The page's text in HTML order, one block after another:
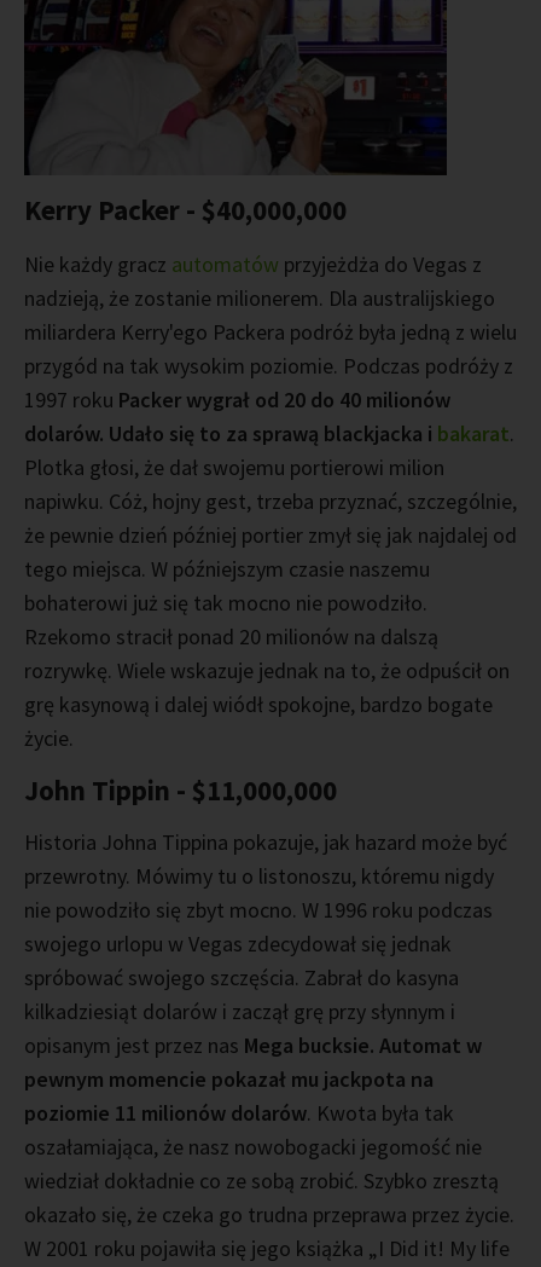
Kerry Packer - $40,000,000
Nie każdy gracz automatów przyjeżdża do Vegas z
nadzieją, że zostanie milionerem. Dla australijskiego
miliardera Kerry'ego Packera podróż była jedną z wielu
przygód na tak wysokim poziomie. Podczas podróży z
1997 roku Packer wygrał od 20 do 40 milionów
dolarów. Udało się to za sprawą blackjacka i bakarat.
Plotka głosi, że dał swojemu portierowi milion
napiwku. Cóż, hojny gest, trzeba przyznać, szczególnie,
że pewnie dzień później portier zmył się jak najdalej od
tego miejsca. W późniejszym czasie naszemu
bohaterowi już się tak mocno nie powodziło.
Rzekomo stracił ponad 20 milionów na dalszą
rozrywkę. Wiele wskazuje jednak na to, że odpuścił on
grę kasynową i dalej wiódł spokojne, bardzo bogate
życie.
John Tippin - $11,000,000
Historia Johna Tippina pokazuje, jak hazard może być
przewrotny. Mówimy tu o listonoszu, któremu nigdy
nie powodziło się zbyt mocno. W 1996 roku podczas
swojego urlopu w Vegas zdecydował się jednak
spróbować swojego szczęścia. Zabrał do kasyna
kilkadziesiąt dolarów i zaczął grę przy słynnym i
opisanym jest przez nas Mega bucksie. Automat w
pewnym momencie pokazał mu jackpota na
poziomie 11 milionów dolarów. Kwota była tak
oszałamiająca, że nasz nowobogacki jegomość nie
wiedział dokładnie co ze sobą zrobić. Szybko zresztą
okazało się, że czeka go trudna przeprawa przez życie.
W 2001 roku pojawiła się jego książka „I Did it! My life